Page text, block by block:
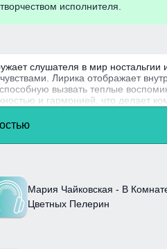
исполнителя.
слушателя в мир ностальгии
Лирика отображает
вызвать теплые
и гармонией, что делает
Мария Чайковская - В
Цветных Пелерин